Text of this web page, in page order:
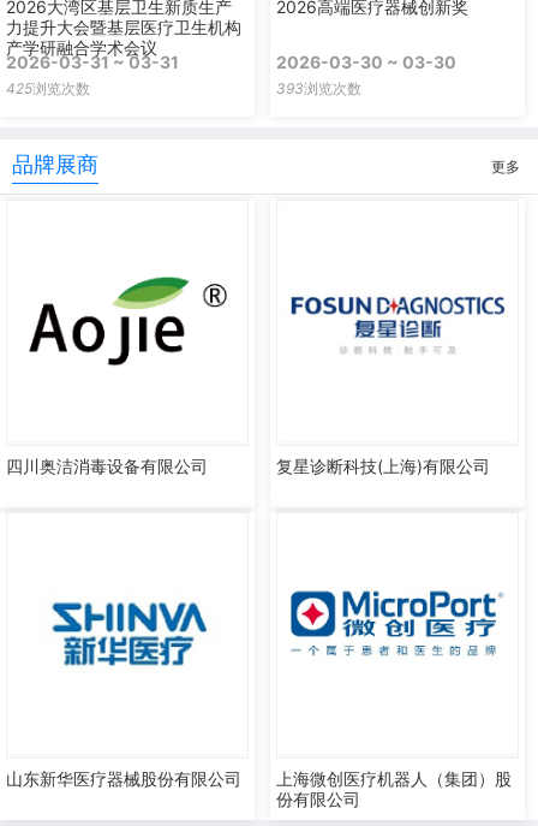
2026大湾区基层卫生新质生产
力提升大会暨基层医疗卫生机构
产学研融合学术会议
2026-03-31 ~ 03-31
425浏览次数
2026高端医疗器械创新奖
2026-03-30 ~ 03-30
393浏览次数
品牌展商 更多
四川奥洁消毒设备有限公司 复星诊断科技(上海)有限公司
山东新华医疗器械股份有限公司
上海微创医疗机器人（集团）股
份有限公司